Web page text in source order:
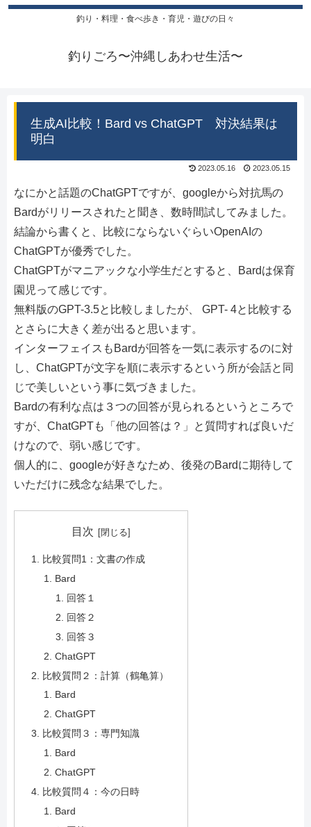
釣り・料理・食べ歩き・育児・遊びの日々
釣りごろ〜沖縄しあわせ生活〜
生成AI比較！Bard vs ChatGPT 対決結果は
明白
2023.05.16 2023.05.15
なにかと話題のChatGPTですが、googleから対抗馬の
Bardがリリースされたと聞き、数時間試してみました。
結論から書くと、比較にならないぐらいOpenAIの
ChatGPTが優秀でした。
ChatGPTがマニアックな小学生だとすると、Bardは保育
園児って感じです。
無料版のGPT-3.5と比較しましたが、 GPT- 4と比較する
とさらに大きく差が出ると思います。
インターフェイスもBardが回答を一気に表示するのに対
し、ChatGPTが文字を順に表示するという所が会話と同
じで美しいという事に気づきました。
Bardの有利な点は３つの回答が見られるというところで
すが、ChatGPTも「他の回答は？」と質問すれば良いだ
けなので、弱い感じです。
個人的に、googleが好きなため、後発のBardに期待して
いただけに残念な結果でした。
目次
比較質問1：文書の作成
Bard
回答１
回答２
回答３
ChatGPT
比較質問２：計算（鶴亀算）
Bard
ChatGPT
比較質問３：専門知識
Bard
ChatGPT
比較質問４：今の日時
Bard